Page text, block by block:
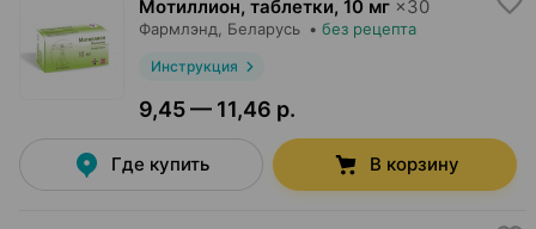
Мотиллион, таблетки, 10 мг ×30
Фармлэнд , Беларусь • без рецепта
Инструкция
9,45 — 11,46 р.
Где купить В корзину